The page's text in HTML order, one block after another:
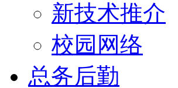
新技术推介
校园网络
总务后勤